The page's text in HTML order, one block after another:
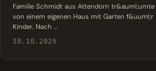
Familie Schmidt aus Attendorn tr&auml;umte
von einem eigenen Haus mit Garten f&uuml;r
Kinder. Nach …
30.10.2025